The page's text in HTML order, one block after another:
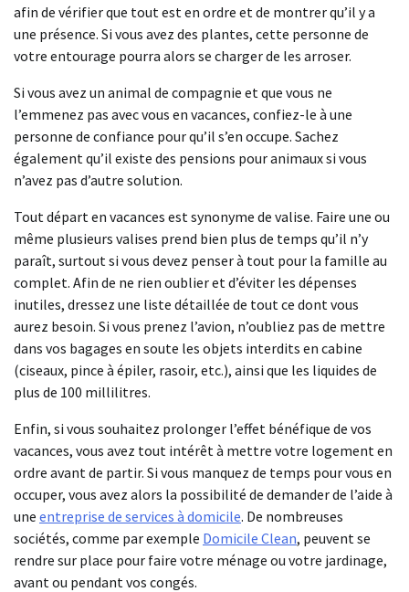
afin de vérifier que tout est en ordre et de montrer qu’il y a
une présence. Si vous avez des plantes, cette personne de
votre entourage pourra alors se charger de les arroser.
Si vous avez un animal de compagnie et que vous ne
l’emmenez pas avec vous en vacances, confiez-le à une
personne de confiance pour qu’il s’en occupe. Sachez
également qu’il existe des pensions pour animaux si vous
n’avez pas d’autre solution.
Tout départ en vacances est synonyme de valise. Faire une ou
même plusieurs valises prend bien plus de temps qu’il n’y
paraît, surtout si vous devez penser à tout pour la famille au
complet. Afin de ne rien oublier et d’éviter les dépenses
inutiles, dressez une liste détaillée de tout ce dont vous
aurez besoin. Si vous prenez l’avion, n’oubliez pas de mettre
dans vos bagages en soute les objets interdits en cabine
(ciseaux, pince à épiler, rasoir, etc.), ainsi que les liquides de
plus de 100 millilitres.
Enfin, si vous souhaitez prolonger l’effet bénéfique de vos
vacances, vous avez tout intérêt à mettre votre logement en
ordre avant de partir. Si vous manquez de temps pour vous en
occuper, vous avez alors la possibilité de demander de l’aide à
une entreprise de services à domicile. De nombreuses
sociétés, comme par exemple Domicile Clean, peuvent se
rendre sur place pour faire votre ménage ou votre jardinage,
avant ou pendant vos congés.